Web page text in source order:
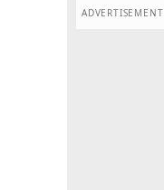
ADVERTISEMENT